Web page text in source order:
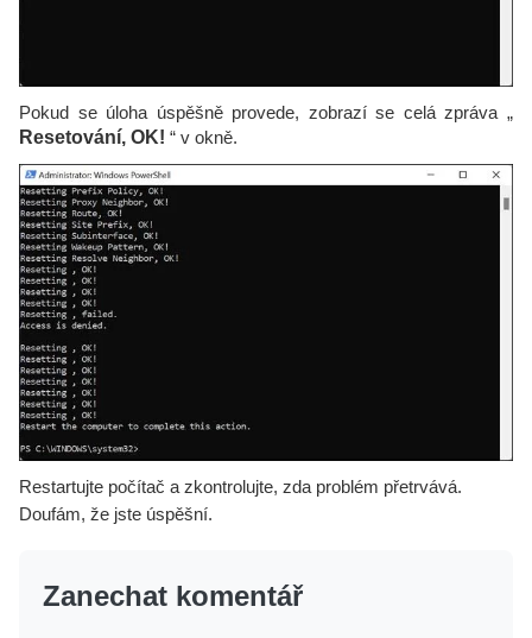
Pokud se úloha úspěšně provede, zobrazí se celá zpráva „
Resetování, OK! “ v okně.
Restartujte počítač a zkontrolujte, zda problém přetrvává.
Doufám, že jste úspěšní.
Zanechat komentář